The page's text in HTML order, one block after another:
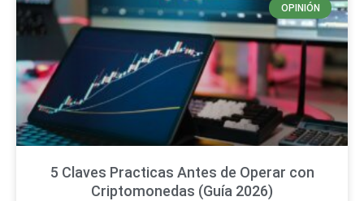
OPINIÓN
5 Claves Practicas Antes de Operar con
Criptomonedas (Guía 2026)